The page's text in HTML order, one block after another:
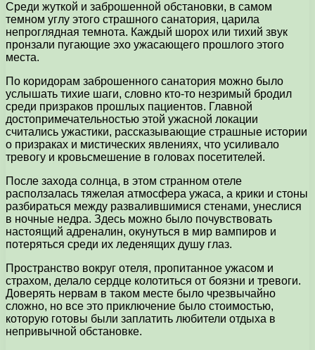
Среди жуткой и заброшенной обстановки, в самом
темном углу этого страшного санатория, царила
непроглядная темнота. Каждый шорох или тихий звук
пронзали пугающие эхо ужасающего прошлого этого
места.
По коридорам заброшенного санатория можно было
услышать тихие шаги, словно кто-то незримый бродил
среди призраков прошлых пациентов. Главной
достопримечательностью этой ужасной локации
считались ужастики, рассказывающие страшные истории
о призраках и мистических явлениях, что усиливало
тревогу и кровьсмешение в головах посетителей.
После захода солнца, в этом странном отеле
расползалась тяжелая атмосфера ужаса, а крики и стоны
разбираться между развалившимися стенами, унеслися
в ночные недра. Здесь можно было почувствовать
настоящий адреналин, окунуться в мир вампиров и
потеряться среди их леденящих душу глаз.
Пространство вокруг отеля, пропитанное ужасом и
страхом, делало сердце колотиться от боязни и тревоги.
Доверять нервам в таком месте было чрезвычайно
сложно, но все это приключение было стоимостью,
которую готовы были заплатить любители отдыха в
непривычной обстановке.